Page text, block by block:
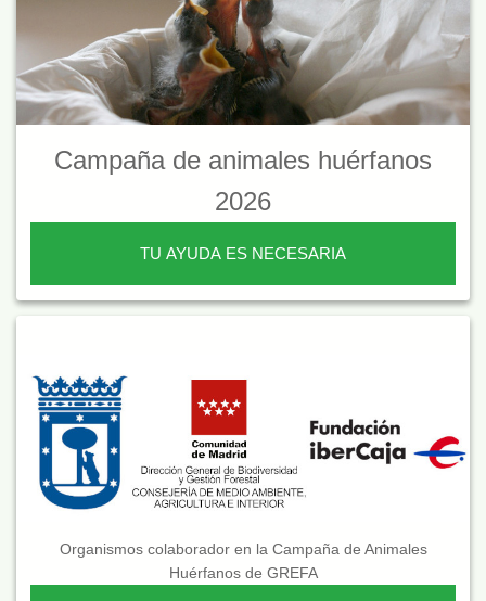
Campaña de animales huérfanos
2026
TU AYUDA ES NECESARIA
Organismos colaborador en la Campaña de Animales
Huérfanos de GREFA